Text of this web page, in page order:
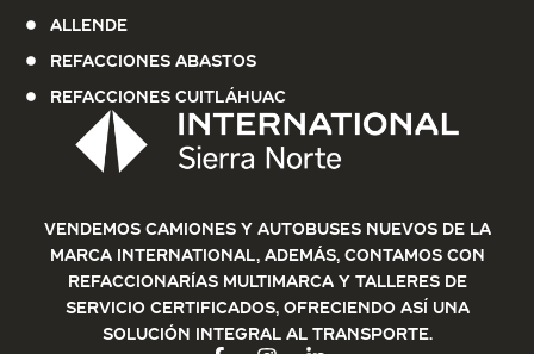
Vendemos Camiones y Autobuses nuevos de la
marca International, además, contamos con
refaccionarías multimarca y talleres de
servicio certificados, ofreciendo así una
solución integral al transporte.
Allende
Refacciones Abastos
Refacciones Cuitláhuac